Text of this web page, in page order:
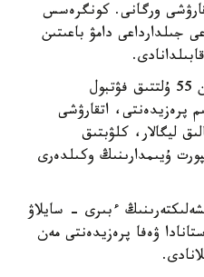
ورگانى. كونگرەسس
جىلدارداعى دامۋ باعىتىن
كونگرەسكە ۋەفا قۇرامىنا كىرەتىن 55 ۇلتتىق فۋتبول
پرەزيدەنتى، اتقارۋشى
ليگالار، كلۋبتىق
ۇيىمدارىنىڭ وكىلدەرى
ءبىرى - سايلاۋ
ۋەفا پرەزيدەنتى مەن